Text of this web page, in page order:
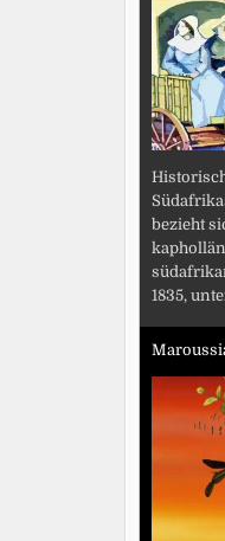
bezieht
1835,